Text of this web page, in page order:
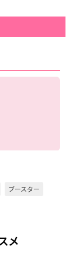
ブースター
メ